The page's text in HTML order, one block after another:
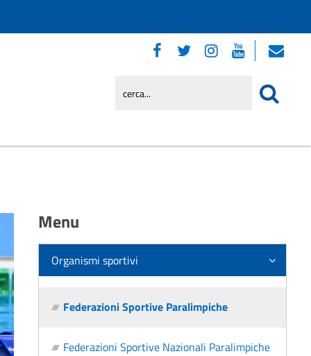
Menu
Organismi sportivi
Federazioni Sportive Paralimpiche
Federazioni Sportive Nazionali Paralimpiche